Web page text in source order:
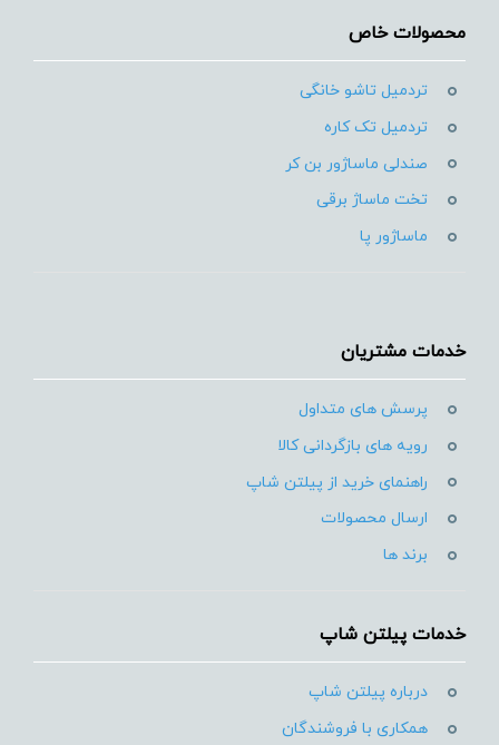
محصولات خاص
تردمیل تاشو خانگی
تردمیل تک کاره
صندلی ماساژور بن کر
تخت ماساژ برقی
ماساژور پا
خدمات مشتریان
پرسش های متداول
رویه های بازگردانی کالا
راهنمای خرید از پیلتن شاپ
ارسال محصولات
برند ها
خدمات پیلتن شاپ
درباره پیلتن شاپ
همکاری با فروشندگان